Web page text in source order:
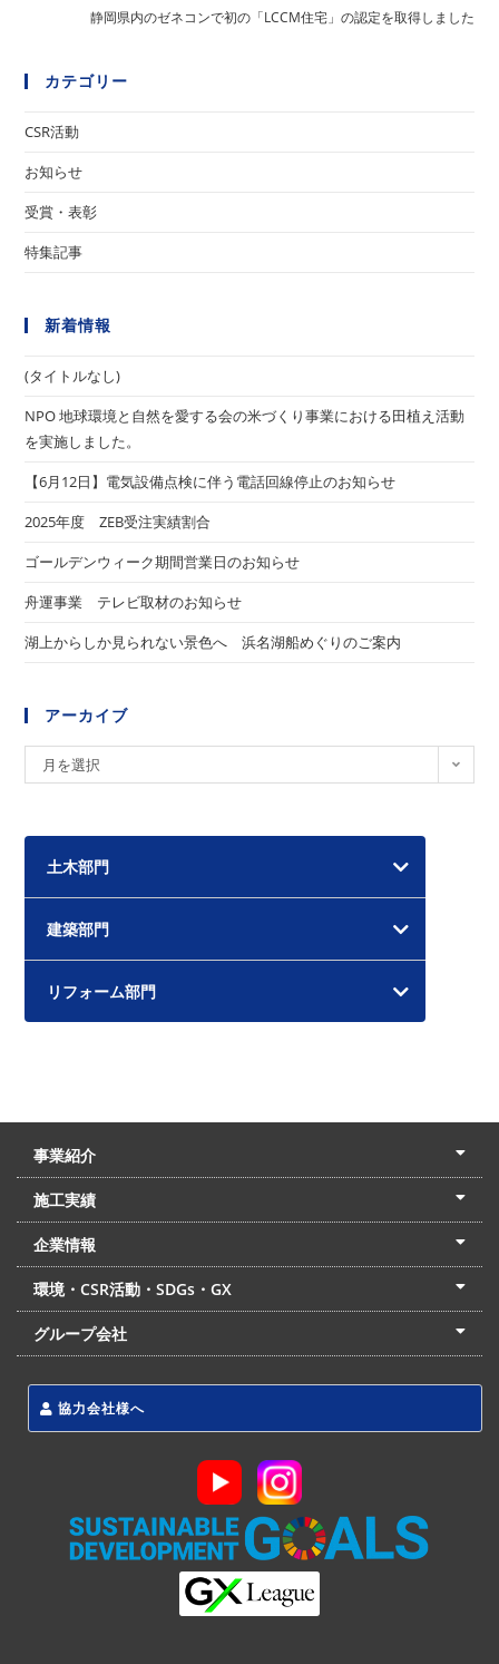
読
静岡県内のゼネコンで初の「LCCM住宅」の認定を取得しました
カテゴリー
CSR活動
お知らせ
受賞・表彰
特集記事
新着情報
(タイトルなし)
NPO 地球環境と自然を愛する会の米づくり事業における田植え活動
を実施しました。
【6月12日】電気設備点検に伴う電話回線停止のお知らせ
2025年度 ZEB受注実績割合
ゴールデンウィーク期間営業日のお知らせ
舟運事業 テレビ取材のお知らせ
湖上からしか見られない景色へ 浜名湖船めぐりのご案内
アーカイブ
ー
イ
月を選択
土木部門
建築部門
リフォーム部門
事業紹介
土木本部
建築本部
PPP・PFI
リフォーム・リノベーション
中村建設の家
施工実績
土木部門
建築部門
リフォーム部門
住宅部門
名古屋支店
東京支店
企業情報
会社概要
経営理念
沿革
リクルート
最新情報
お問合せ
環境・CSR活動・SDGs・GX
LSS流動化処理工法
CSR・SDGs・GX
発電事業
次世代ZEBオフィス
グループ会社
協力会社様へ